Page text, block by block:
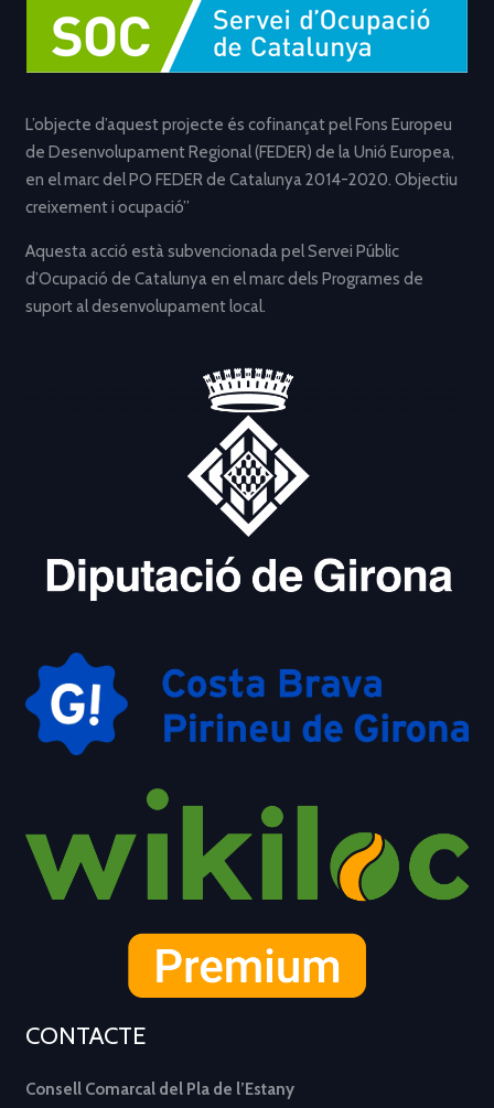
L’objecte d’aquest projecte és cofinançat pel Fons Europeu
de Desenvolupament Regional (FEDER) de la Unió Europea,
en el marc del PO FEDER de Catalunya 2014-2020. Objectiu
creixement i ocupació”
Aquesta acció està subvencionada pel Servei Públic
d’Ocupació de Catalunya en el marc dels Programes de
suport al desenvolupament local.
CONTACTE
Consell Comarcal del Pla de l’Estany